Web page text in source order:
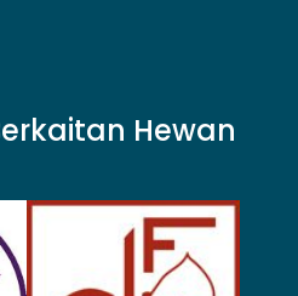
Hewan